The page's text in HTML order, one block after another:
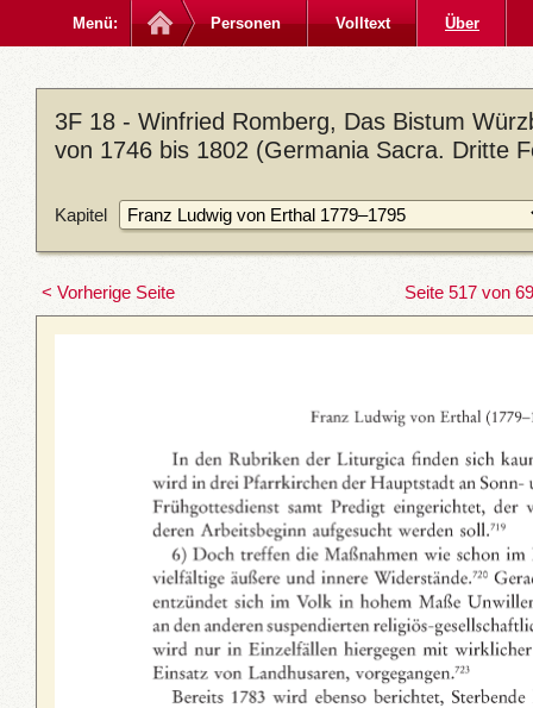
Menü: Personen Volltext Über
3F 18 - Winfried Romberg, Das Bistum
von 1746 bis 1802 (Germania Sacra. Dritte
Kapitel
< Vorherige Seite Seite 517 von